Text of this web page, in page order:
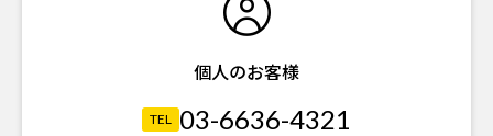
個人のお客様
TEL 03-6636-4321